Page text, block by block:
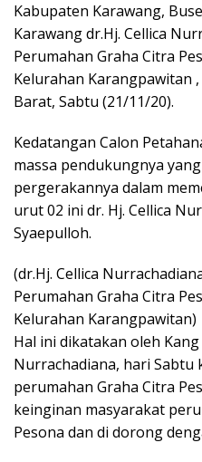
Kabupaten Karawang,
Karawang dr.Hj. Cellica
Perumahan Graha Citra
Kelurahan Karangpawitan
Barat, Sabtu (21/11/20).
Kedatangan Calon
massa pendukungnya
pergerakannya dalam
urut 02 ini dr. Hj. Cellica
Syaepulloh.
(dr.Hj. Cellica
Perumahan Graha Citra
Kelurahan Karangpawitan)
Hal ini dikatakan oleh
Nurrachadiana, hari Sabtu
perumahan Graha Citra
keinginan masyarakat
Pesona dan di dorong